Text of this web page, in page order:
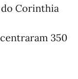
Corinthia
350